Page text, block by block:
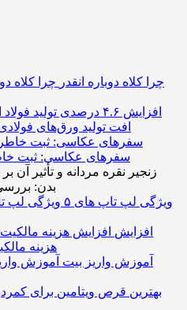
چرا کلاه دوباره انقدر
افت تولید ورق‌های
سفرهای عکاسی: ثبت
زنجیر نقره مردانه و تأثیر آن
بدن:
۵ ویژگی لپ تاپ های
افزایش
هزینه
آموزش واریز بیت